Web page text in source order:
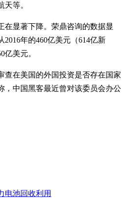
等。
在显著下降。荣鼎咨询的数据显
年的460亿美元（614亿新
亿美元。
查在美国的外国投资是否存在国家
，中国黑客最近曾对该委员会办公
电池回收利用